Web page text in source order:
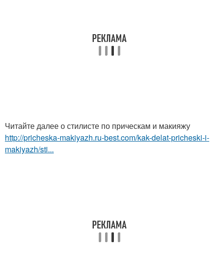
Читайте далее о стилисте по прическам и макияжу
http://pricheska-makiyazh.ru-best.com/kak-delat-pricheski-i-
makiyazh/sti...